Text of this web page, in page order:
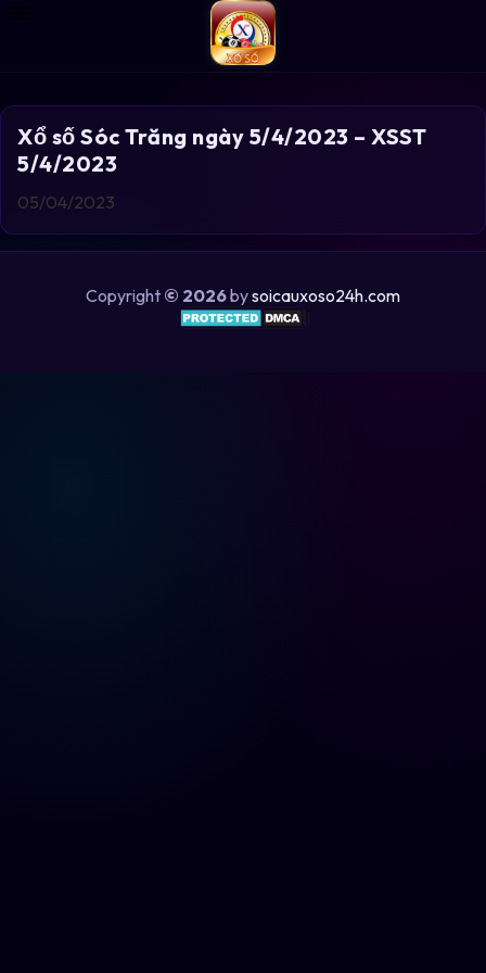
Xổ số Sóc Trăng ngày 5/4/2023 – XSST
5/4/2023
05/04/2023
Copyright © 2026bysoicauxoso24h.com